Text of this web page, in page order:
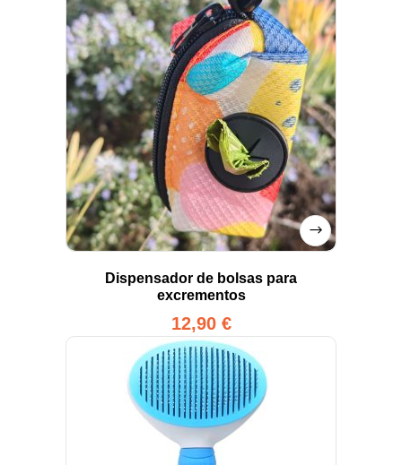
Dispensador de bolsas para
excrementos
12,90 €